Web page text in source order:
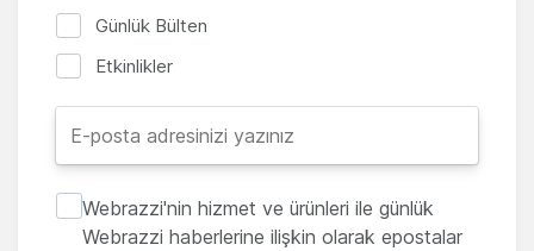
Günlük Bülten
Etkinlikler
Webrazzi'nin hizmet ve ürünleri ile günlük
Webrazzi haberlerine ilişkin olarak epostalar